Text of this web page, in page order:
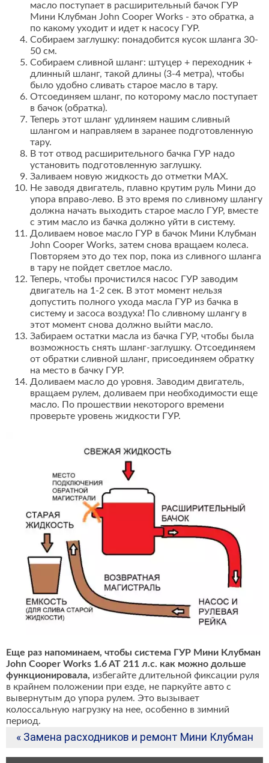
масло поступает в расширительный бачок ГУР
Мини Клубман John Cooper Works - это обратка, а
по какому уходит и идет к насосу ГУР.
Собираем заглушку: понадобится кусок шланга 30-
50 см.
Собираем сливной шланг: штуцер + переходник +
длинный шланг, такой длины (3-4 метра), чтобы
было удобно сливать старое масло в тару.
Отсоединяем шланг, по которому масло поступает
в бачок (обратка).
Теперь этот шланг удлиняем нашим сливный
шлангом и направляем в заранее подготовленную
тару.
В тот отвод расширительного бачка ГУР надо
установить подготовленную заглушку.
Заливаем новую жидкость до отметки MAX.
Не заводя двигатель, плавно крутим руль Мини до
упора вправо-лево. В это время по сливному шлангу
должна начать выходить старое масло ГУР, вместе
с этим масло из бачка должно уйти в систему.
Доливаем новое масло ГУР в бачок Мини Клубман
John Cooper Works, затем снова вращаем колеса.
Повторяем это до тех пор, пока из сливного шланга
в тару не пойдет светлое масло.
Теперь, чтобы прочистился насос ГУР заводим
двигатель на 1-2 сек. В этот момент нельзя
допустить полного ухода масла ГУР из бачка в
систему и засоса воздуха! По сливному шлангу в
этот момент снова должно выйти масло.
Забираем остатки масла из бачка ГУР, чтобы была
возможность снять шланг-заглушку. Отсоединяем
от обратки сливной шланг, присоединяем обратку
на место в бачку ГУР.
Доливаем масло до уровня. Заводим двигатель,
вращаем рулем, доливаем при необходимости еще
масло. По прошествии некоторого времени
проверьте уровень жидкости ГУР.
Еще раз напоминаем, чтобы система ГУР Мини Клубман
John Cooper Works 1.6 AT 211 л.с. как можно дольше
функционировала, избегайте длительной фиксации руля
в крайнем положении при езде, не паркуйте авто с
вывернутым до упора рулем. Это вызывает
колоссальную нагрузку на нее, особенно в зимний
период.
« Замена расходников и ремонт Мини Клубман